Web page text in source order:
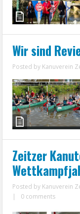
Wir sind
Posted by Kanuverein
Zeitzer
Posted by Kanuverein
|
0 comments